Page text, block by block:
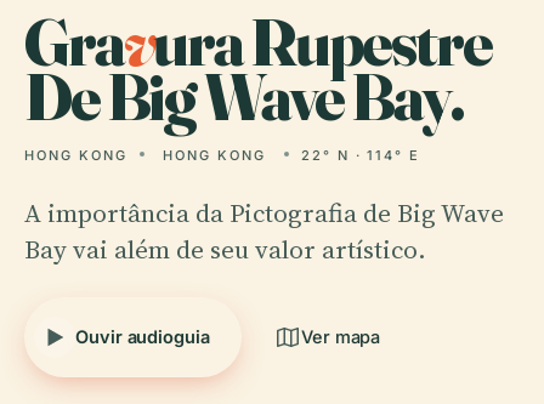
Gravura Rupestre
De Big Wave Bay.
HONG KONG HONG KONG 22° N · 114° E
A importância da Pictografia de Big Wave
Bay vai além de seu valor artístico.
Ouvir audioguia Ver mapa